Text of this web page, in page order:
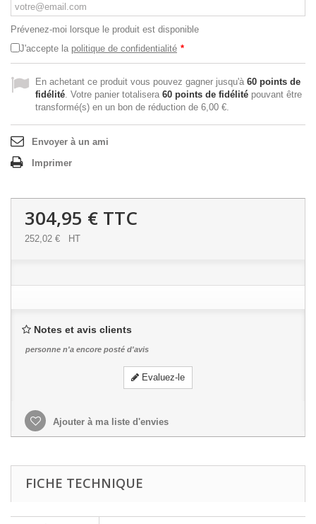
Prévenez-moi lorsque le produit est disponible
J'accepte la politique de confidentialité *
En achetant ce produit vous pouvez gagner jusqu'à 60 points de
fidélité. Votre panier totalisera 60 points de fidélité pouvant être
transformé(s) en un bon de réduction de 6,00 €.
Envoyer à un ami
Imprimer
304,95 € TTC
252,02 € HT
Notes et avis clients
personne n'a encore posté d'avis
Evaluez-le
Ajouter à ma liste d'envies
FICHE TECHNIQUE